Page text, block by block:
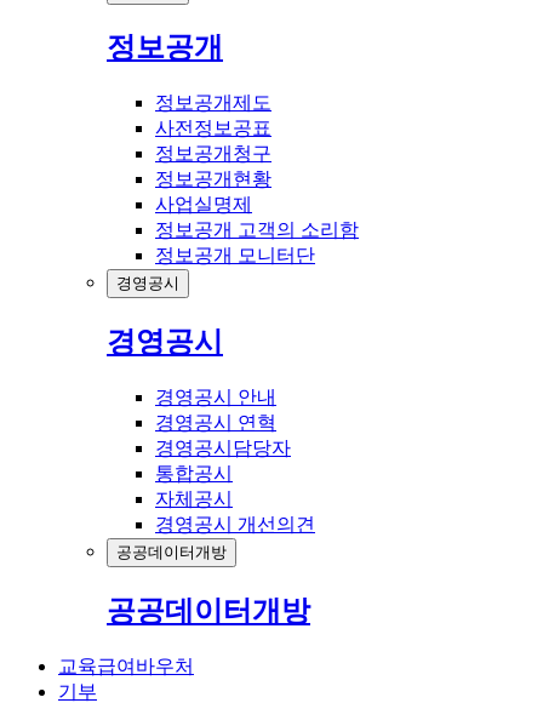
정보공개
정보공개제도
사전정보공표
정보공개청구
정보공개현황
사업실명제
정보공개 고객의 소리함
정보공개 모니터단
경영공시
경영공시
경영공시 안내
경영공시 연혁
경영공시담당자
통합공시
자체공시
경영공시 개선의견
공공데이터개방
공공데이터개방
교육급여바우처
기부